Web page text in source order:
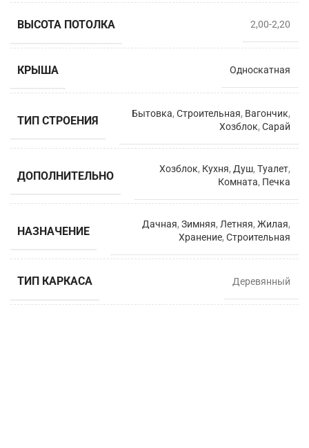
ВЫСОТА ПОТОЛКА 2,00-2,20
КРЫША Односкатная
ТИП СТРОЕНИЯ Бытовка, Строительная, Вагончик,
Хозблок, Сарай
ДОПОЛНИТЕЛЬНО Хозблок, Кухня, Душ, Туалет,
Комната, Печка
НАЗНАЧЕНИЕ Дачная, Зимняя, Летняя, Жилая,
Хранение, Строительная
ТИП КАРКАСА Деревянный